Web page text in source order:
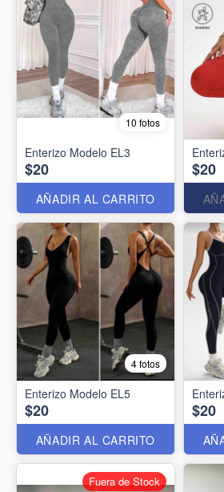
10 fotos
Enterizo Modelo EL3
$20
AÑADIR AL CARRITO
$20
4 fotos
Enterizo Modelo EL5
$20
AÑADIR AL CARRITO
$20
Fuera de Stock